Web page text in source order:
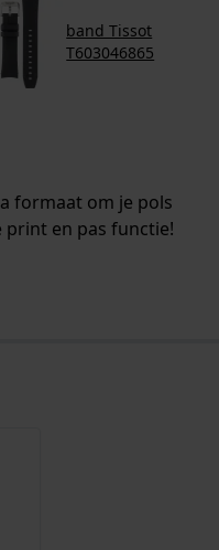
band Tissot
T603046865
formaat om je pols
print en pas functie!